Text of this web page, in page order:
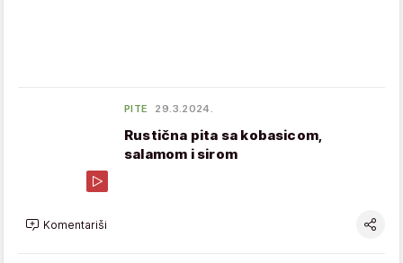
PITE 29.3.2024.
Rustična pita sa kobasicom,
salamom i sirom
Komentariši